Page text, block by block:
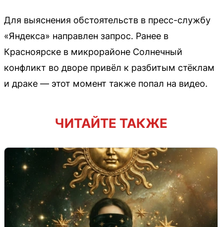
Для выяснения обстоятельств в пресс-службу
«Яндекса» направлен запрос. Ранее в
Красноярске в микрорайоне Солнечный
конфликт во дворе привёл к разбитым стёклам
и драке — этот момент также попал на видео.
ЧИТАЙТЕ ТАКЖЕ